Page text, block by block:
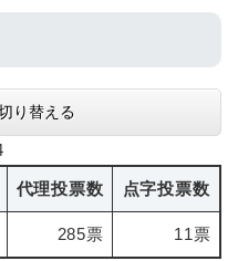
り替える
代理投票数 点字投票数
285票 11票